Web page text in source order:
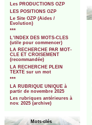
Les PRODUCTIONS OZP
LES POSITIONS OZP
Le Site OZP (Aides /
Evolution)
***
L’INDEX DES MOTS-CLES
(utile pour commencer)
LA RECHERCHE PAR MOT-
CLE ET CROISEMENT
(recommandée)
LA RECHERCHE PLEIN
TEXTE sur un mot
***
LA RUBRIQUE UNIQUE à
partir de novembre 2025
Les rubriques antérieures à
nov. 2025 (archive)
Mots-clés